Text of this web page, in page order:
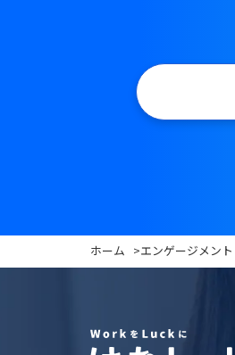
ホーム >エンゲージメント